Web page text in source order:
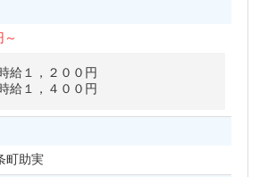
～
給１，２００円
給１，４００円
町助実